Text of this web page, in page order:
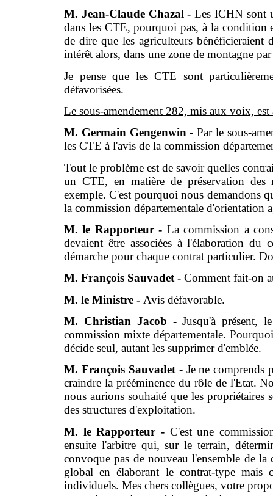
M. Jean-Claude Chazal -Les ICHN sont
dans les CTE, pourquoi pas, à la condition
de dire que les agriculteurs
intérêt alors, dans une zone de montagne
Je pense que les CTE sont
défavorisées.
Le sous-amendement 282, mis aux voix, est
M. Germain Gengenwin -Par le sous-
les CTE à l'avis de la commission
Tout le problème est de savoir quelles
un CTE, en matière de préservation des
exemple. C'est pourquoi nous demandons
la commission départementale d'orientation
M. le Rapporteur - La commission a
devaient être associées à l'élaboration du
démarche pour chaque contrat particulier.
M. François Sauvadet - Comment fait-on
M. le Ministre - Avis défavorable.
M. Christian Jacob -Jusqu'à présent,
commission mixte départementale.
décide seul, autant les supprimer d'emblée.
M. François Sauvadet - Je ne comprends
craindre la prééminence du rôle de l'Etat.
nous aurions souhaité que les
des structures d'exploitation.
M. le Rapporteur - C'est une
ensuite l'arbitre qui, sur le terrain,
convoque pas de nouveau l'ensemble de
global en élaborant le contrat-type mais
individuels. Mes chers collègues, votre